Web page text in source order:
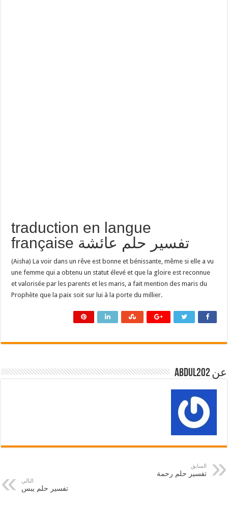
traduction en langue
française تفسير حلم عائشة
(Aisha) La voir dans un rêve est bonne et bénissante, même si elle a vu
une femme qui a obtenu un statut élevé et que la gloire est reconnue
et valorisée par les parents et les maris, a fait mention des maris du
Prophète que la paix soit sur lui à la porte du millier.
عن abdul202
السابق
تفسير حلم رحمة
التالي
تفسير حلم يبس